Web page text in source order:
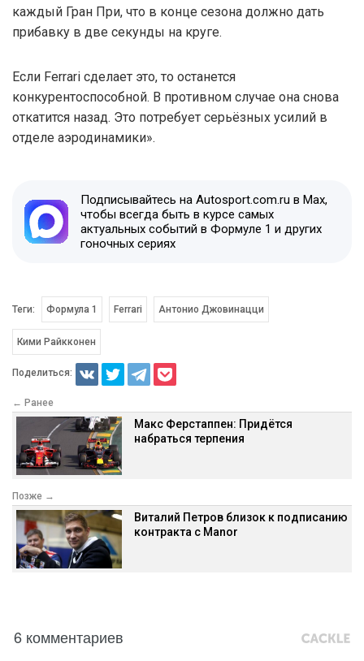
каждый Гран При, что в конце сезона должно дать
прибавку в две секунды на круге.
Если Ferrari сделает это, то останется
конкурентоспособной. В противном случае она снова
откатится назад. Это потребует серьёзных усилий в
отделе аэродинамики».
Подписывайтесь на Autosport.com.ru в Max,
чтобы всегда быть в курсе самых
актуальных событий в Формуле 1 и других
гоночных сериях
Теги: Формула 1 Ferrari Антонио Джовинацци
Кими Райкконен
Поделиться:
← Ранее
Макс Ферстаппен: Придётся
набраться терпения
Позже →
Виталий Петров близок к подписанию
контракта с Manor
6 комментариев